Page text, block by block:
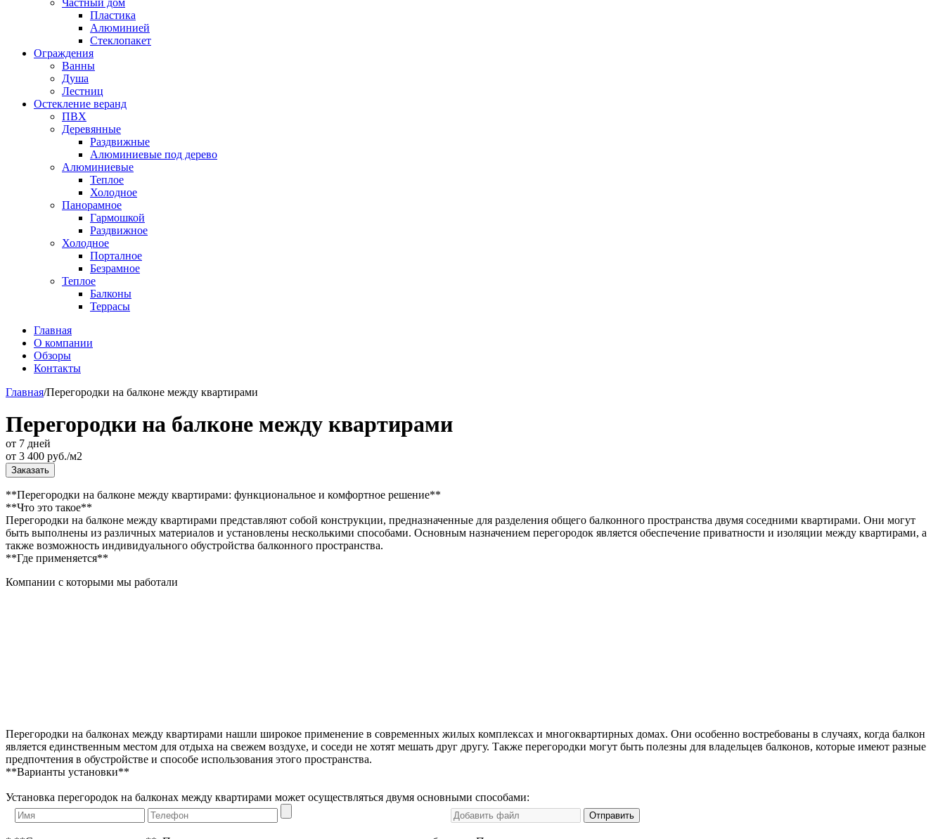
Частный дом
Пластика
Алюминией
Стеклопакет
Ограждения
Ванны
Душа
Лестниц
Остекление веранд
ПВХ
Деревянные
Раздвижные
Алюминиевые под дерево
Алюминиевые
Теплое
Холодное
Панорамное
Гармошкой
Раздвижное
Холодное
Порталное
Безрамное
Теплое
Балконы
Террасы
Главная
О компании
Обзоры
Контакты
Главная/Перегородки на балконе между квартирами
Перегородки на балконе между квартирами
от 7 дней
от 3 400 руб./м2
Заказать
**Перегородки на балконе между квартирами: функциональное и комфортное решение**
**Что это такое**
Перегородки на балконе между квартирами представляют собой конструкции, предназначенные для разделения общего балконного пространства двумя соседними квартирами. Они могут
быть выполнены из различных материалов и установлены несколькими способами. Основным назначением перегородок является обеспечение приватности и изоляции между квартирами, а
также возможность индивидуального обустройства балконного пространства.
**Где применяется**
Компании с которыми мы работали
Перегородки на балконах между квартирами нашли широкое применение в современных жилых комплексах и многоквартирных домах. Они особенно востребованы в случаях, когда балкон
является единственным местом для отдыха на свежем воздухе, и соседи не хотят мешать друг другу. Также перегородки могут быть полезны для владельцев балконов, которые имеют разные
предпочтения в обустройстве и способе использования этого пространства.
**Варианты установки**
Установка перегородок на балконах между квартирами может осуществляться двумя основными способами:
Отправить